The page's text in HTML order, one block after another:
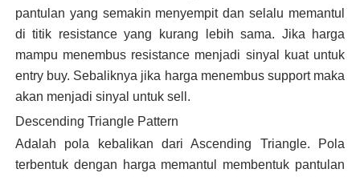
pantulan yang semakin menyempit dan selalu memantul
di titik resistance yang kurang lebih sama. Jika harga
mampu menembus resistance menjadi sinyal kuat untuk
entry buy. Sebaliknya jika harga menembus support maka
akan menjadi sinyal untuk sell.
Descending Triangle Pattern
Adalah pola kebalikan dari Ascending Triangle. Pola
terbentuk dengan harga memantul membentuk pantulan